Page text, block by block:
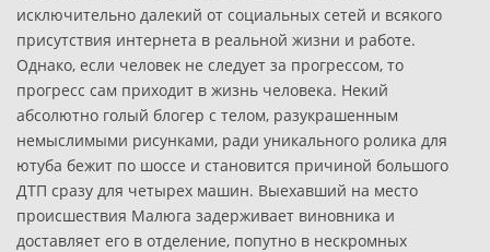
исключительно далекий от социальных сетей и всякого
присутствия интернета в реальной жизни и работе.
Однако, если человек не следует за прогрессом, то
прогресс сам приходит в жизнь человека. Некий
абсолютно голый блогер с телом, разукрашенным
немыслимыми рисунками, ради уникального ролика для
ютуба бежит по шоссе и становится причиной большого
ДТП сразу для четырех машин. Выехавший на место
происшествия Малюга задерживает виновника и
доставляет его в отделение, попутно в нескромных